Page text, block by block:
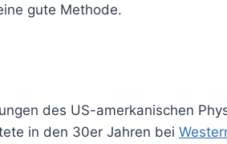
gute Methode.
des US-amerkanischen
in den 30er Jahren bei